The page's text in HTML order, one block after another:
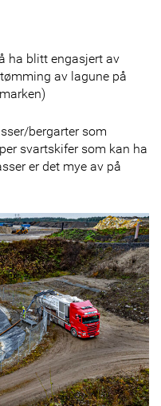
ha blitt engasjert av
av lagune på
bergarter som
svartskifer som kan ha
er det mye av på